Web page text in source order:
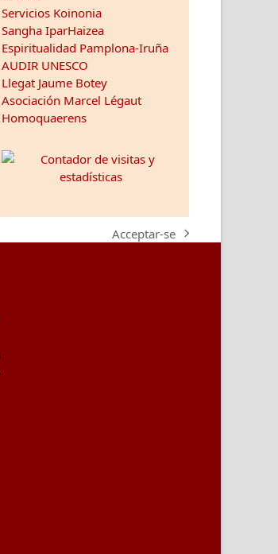
Servicios Koinonia
Sangha IparHaizea
Espiritualidad Pamplona-Iruña
AUDIR UNESCO
Llegat Jaume Botey
Asociación Marcel Légaut
Homoquaerens
next
Acceptar-se